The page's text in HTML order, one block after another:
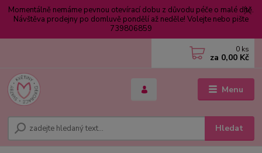
Momentálně nemáme pevnou otevírací dobu z důvodu péče o malé dítě.
Návštěva prodejny po domluvě pondělí až neděle! Volejte nebo pište
739806859
Menu
Hledat
0 ks
za 0,00 Kč